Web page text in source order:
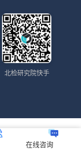
北检研究院快手
在线咨询